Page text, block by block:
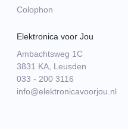
Colophon
Elektronica voor Jou
Ambachtsweg 1C
3831 KA, Leusden
033 - 200 3116
info@elektronicavoorjou.nl